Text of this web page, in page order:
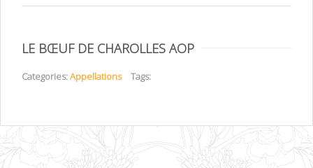
LE BŒUF DE CHAROLLES AOP
Categories:Appellations Tags: